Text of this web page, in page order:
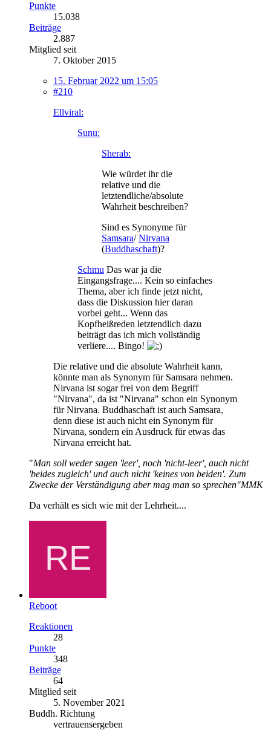
Punkte
15.038
Beiträge
2.887
Mitglied seit
7. Oktober 2015
15. Februar 2022 um 15:05
#210
Ellviral:
Sunu:
Sherab:
Wie würdet ihr die
relative und die
letztendliche/absolute
Wahrheit beschreiben?
Sind es Synonyme für
Samsara/Nirvana
(Buddhaschaft)?
Schmu Das war ja die
Eingangsfrage.... Kein so einfaches
Thema, aber ich finde jetzt nicht,
dass die Diskussion hier daran
vorbei geht... Wenn das
Kopfheißreden letztendlich dazu
beiträgt das ich mich vollständig
verliere.... Bingo!
Die relative und die absolute Wahrheit kann,
könnte man als Synonym für Samsara nehmen.
Nirvana ist sogar frei von dem Begriff
"Nirvana", da ist "Nirvana" schon ein Synonym
für Nirvana. Buddhaschaft ist auch Samsara,
denn diese ist auch nicht ein Synonym für
Nirvana, sondern ein Ausdruck für etwas das
Nirvana erreicht hat.
"Man soll weder sagen 'leer', noch 'nicht-leer', auch nicht
'beides zugleich' und auch nicht 'keines von beiden'. Zum
Zwecke der Verständigung aber mag man so sprechen"MMK
Da verhält es sich wie mit der Lehrheit....
Reboot
Reaktionen
28
Punkte
348
Beiträge
64
Mitglied seit
5. November 2021
Buddh. Richtung
vertrauensergeben